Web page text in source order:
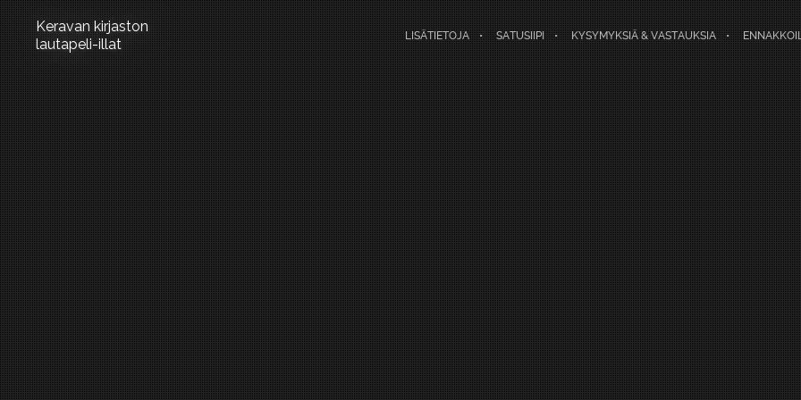
Keravan kirjaston
lautapeli-illat
LISÄTIETOJA SATUSIIPI KYSYMYKSIÄ & VASTAUKSIA